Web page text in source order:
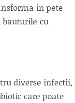
in pete
bauturile cu
diverse infectii,
care poate